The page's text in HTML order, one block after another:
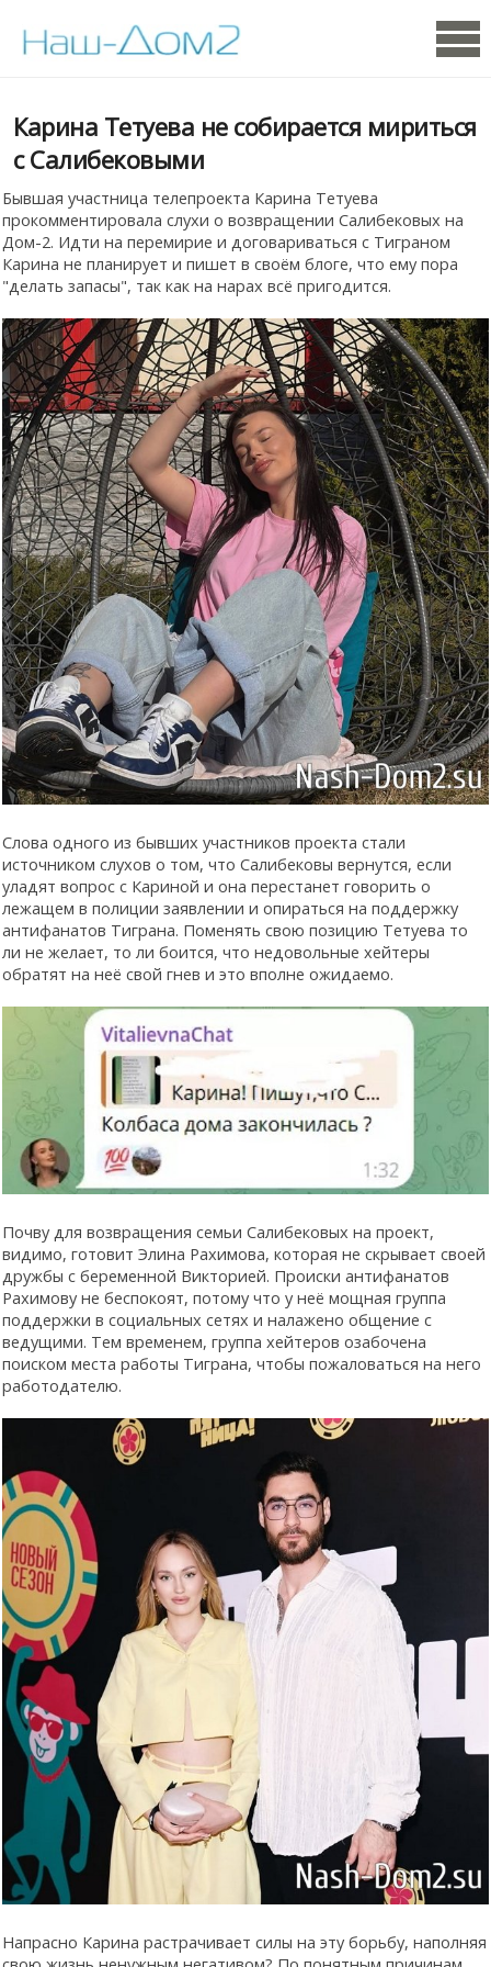
Карина Тетуева не собирается мириться
с Салибековыми
Бывшая участница телепроекта Карина Тетуева
прокомментировала слухи о возвращении Салибековых на
Дом-2. Идти на перемирие и договариваться с Тиграном
Карина не планирует и пишет в своём блоге, что ему пора
"делать запасы", так как на нарах всё пригодится.
Слова одного из бывших участников проекта стали
источником слухов о том, что Салибековы вернутся, если
уладят вопрос с Кариной и она перестанет говорить о
лежащем в полиции заявлении и опираться на поддержку
антифанатов Тиграна. Поменять свою позицию Тетуева то
ли не желает, то ли боится, что недовольные хейтеры
обратят на неё свой гнев и это вполне ожидаемо.
Почву для возвращения семьи Салибековых на проект,
видимо, готовит Элина Рахимова, которая не скрывает своей
дружбы с беременной Викторией. Происки антифанатов
Рахимову не беспокоят, потому что у неё мощная группа
поддержки в социальных сетях и налажено общение с
ведущими. Тем временем, группа хейтеров озабочена
поиском места работы Тиграна, чтобы пожаловаться на него
работодателю.
Напрасно Карина растрачивает силы на эту борьбу, наполняя